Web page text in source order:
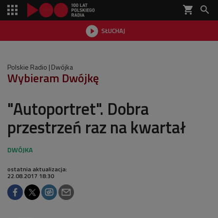
shopping_cart 
 SŁUCHAJ

Polskie Radio Dwójka
Wybieram Dwójkę
"Autoportret". Dobra
przestrzeń raz na kwartał
ostatnia aktualizacja:
22.08.2017 18:30